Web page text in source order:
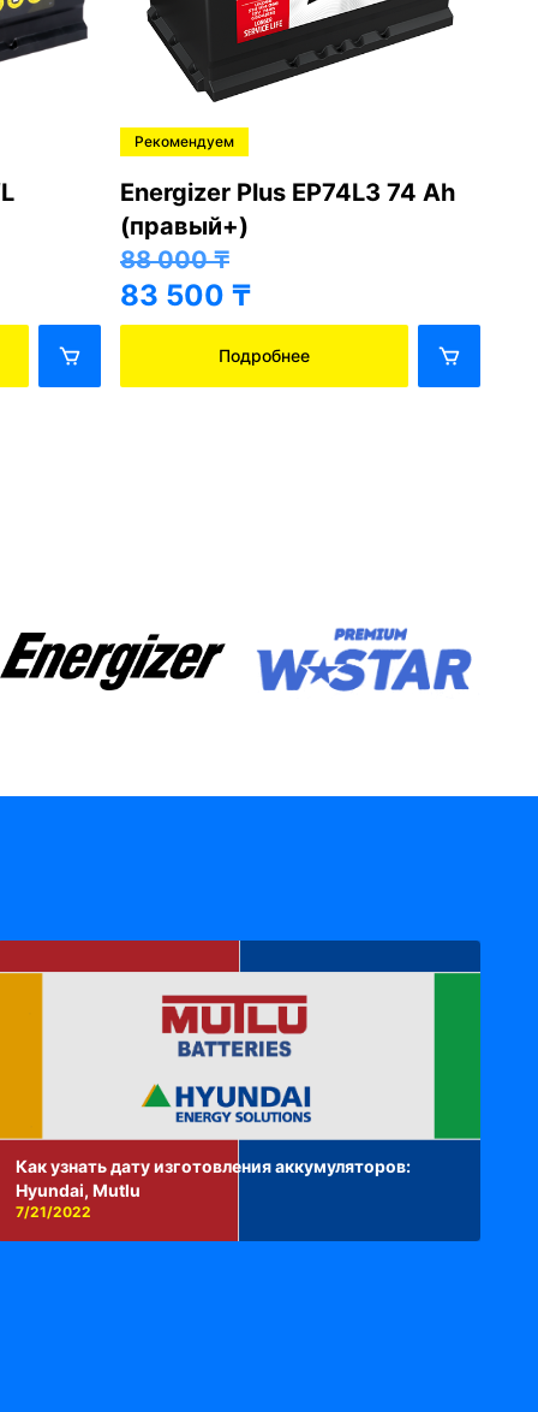
Рекомендуем
Energizer Plus EP74L3 74 Ah
(правый+)
88 000₸
83 500 ₸
Подробнее
Как узнать дату изготовления аккумуляторов:
Hyundai, Mutlu
7/21/2022